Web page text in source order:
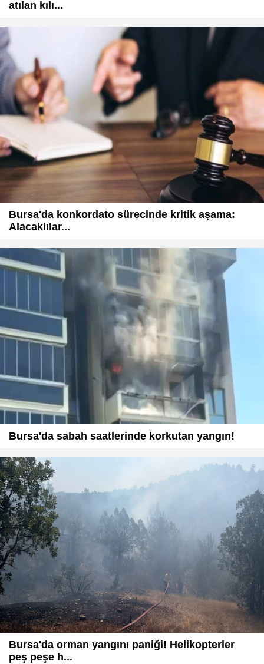
atılan kılı...
Bursa'da konkordato sürecinde kritik aşama:
Alacaklılar...
Bursa'da sabah saatlerinde korkutan yangın!
Bursa'da orman yangını paniği! Helikopterler
peş peşe h...